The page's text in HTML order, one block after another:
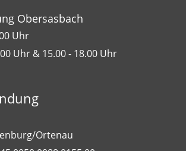
Obersasbach
Uhr
Uhr & 15.00 - 18.00 Uhr
Ortenau